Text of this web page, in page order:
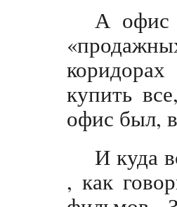
А офис
купить
офис был,
И куда
, как